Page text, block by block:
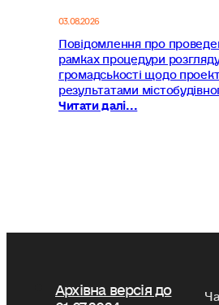
03.08.2026
Повідомлення про
рамках процедури
громадськості щодо
результатами
Читати далі...
Архівна версія до